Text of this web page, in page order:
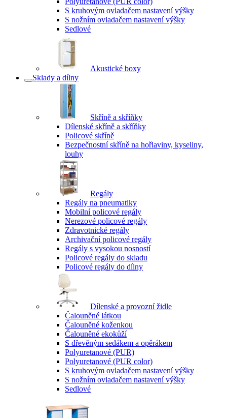
S kruhovým ovladačem nastavení výšky
S nožním ovladačem nastavení výšky
Sedlové
Akustické boxy
Sklady a dílny
Skříně a skříňky
Dílenské skříně a skříňky
Policové skříně
Bezpečnostní skříně na hořlaviny, kyseliny,
louhy
Regály
Regály na pneumatiky
Mobilní policové regály
Nerezové policové regály
Zdravotnické regály
Archivační policové regály
Regály s vysokou nosností
Policové regály do skladu
Policové regály do dílny
Dílenské a provozní židle
Čalouněné látkou
Čalouněné koženkou
Čalouněné ekokůží
S dřevěným sedákem a opěrákem
Polyuretanové (PUR)
Polyuretanové (PUR color)
S kruhovým ovladačem nastavení výšky
S nožním ovladačem nastavení výšky
Sedlové